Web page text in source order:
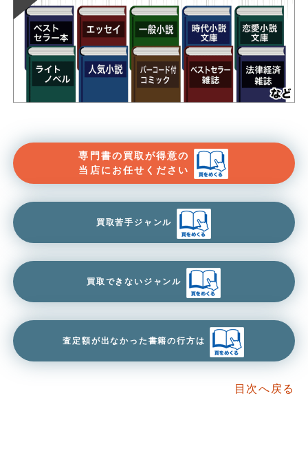
専門書の買取が得意の
当店にお任せください
買取苦手ジャンル
買取できないジャンル
査定額が出なかった書籍の行方は
目次へ戻る